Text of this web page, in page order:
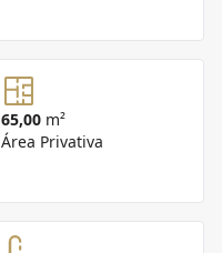
65,00 m²
Área Privativa